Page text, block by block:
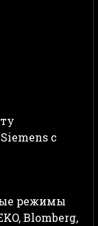
с
режимы
Blomberg,